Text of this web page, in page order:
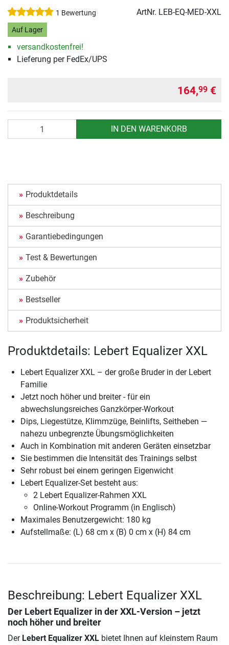
1 Bewertung ArtNr. LEB-EQ-MED-XXL
Auf Lager
versandkostenfrei!
Lieferung per FedEx/UPS
164,99 €
IN DEN WARENKORB
Produktdetails
Beschreibung
Garantiebedingungen
Test & Bewertungen
Zubehör
Bestseller
Produktsicherheit
Produktdetails: Lebert Equalizer XXL
Lebert Equalizer XXL – der große Bruder in der Lebert
Familie
Jetzt noch höher und breiter - für ein
abwechslungsreiches Ganzkörper-Workout
Dips, Liegestütze, Klimmzüge, Beinlifts, Seitheben —
nahezu unbegrenzte Übungsmöglichkeiten
Auch in Kombination mit anderen Geräten einsetzbar
Sie bestimmen die Intensität des Trainings selbst
Sehr robust bei einem geringen Eigenwicht
Lebert Equalizer-Set besteht aus:
2 Lebert Equalizer-Rahmen XXL
Online-Workout Programm (in Englisch)
Maximales Benutzergewicht: 180 kg
Aufstellmaße: (L) 68 cm x (B) 0 cm x (H) 84 cm
Beschreibung: Lebert Equalizer XXL
Der Lebert Equalizer in der XXL-Version – jetzt
noch höher und breiter
Der Lebert Equalizer XXL bietet Ihnen auf kleinstem Raum